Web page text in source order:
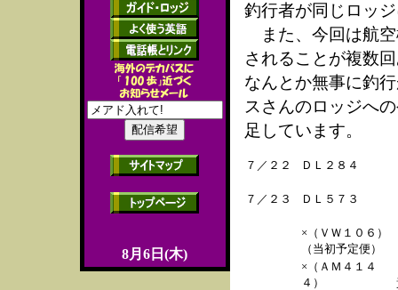
8月6日(木)
釣行者が同じロッ
また、今回は航空
されることが複数
なんとか無事に釣
スさんのロッジへ
足しています。
７／２２ ＤＬ２８４
７／２３
ＤＬ５７３
×（ＶＷ１０６）
（当初予定便）
×（ＡＭ４１４
４）